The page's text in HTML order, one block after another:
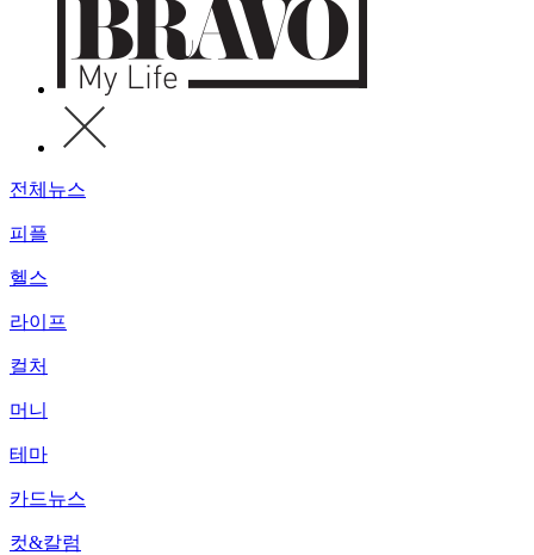
전체뉴스
피플
헬스
라이프
컬처
머니
테마
카드뉴스
컷&칼럼